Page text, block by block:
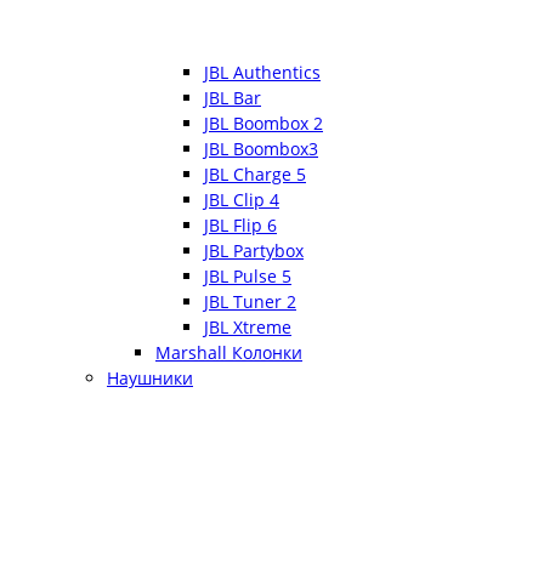
JBL Authentics
JBL Bar
JBL Boombox 2
JBL Boombox3
JBL Charge 5
JBL Clip 4
JBL Flip 6
JBL Partybox
JBL Pulse 5
JBL Tuner 2
JBL Xtreme
Marshall Колонки
Наушники